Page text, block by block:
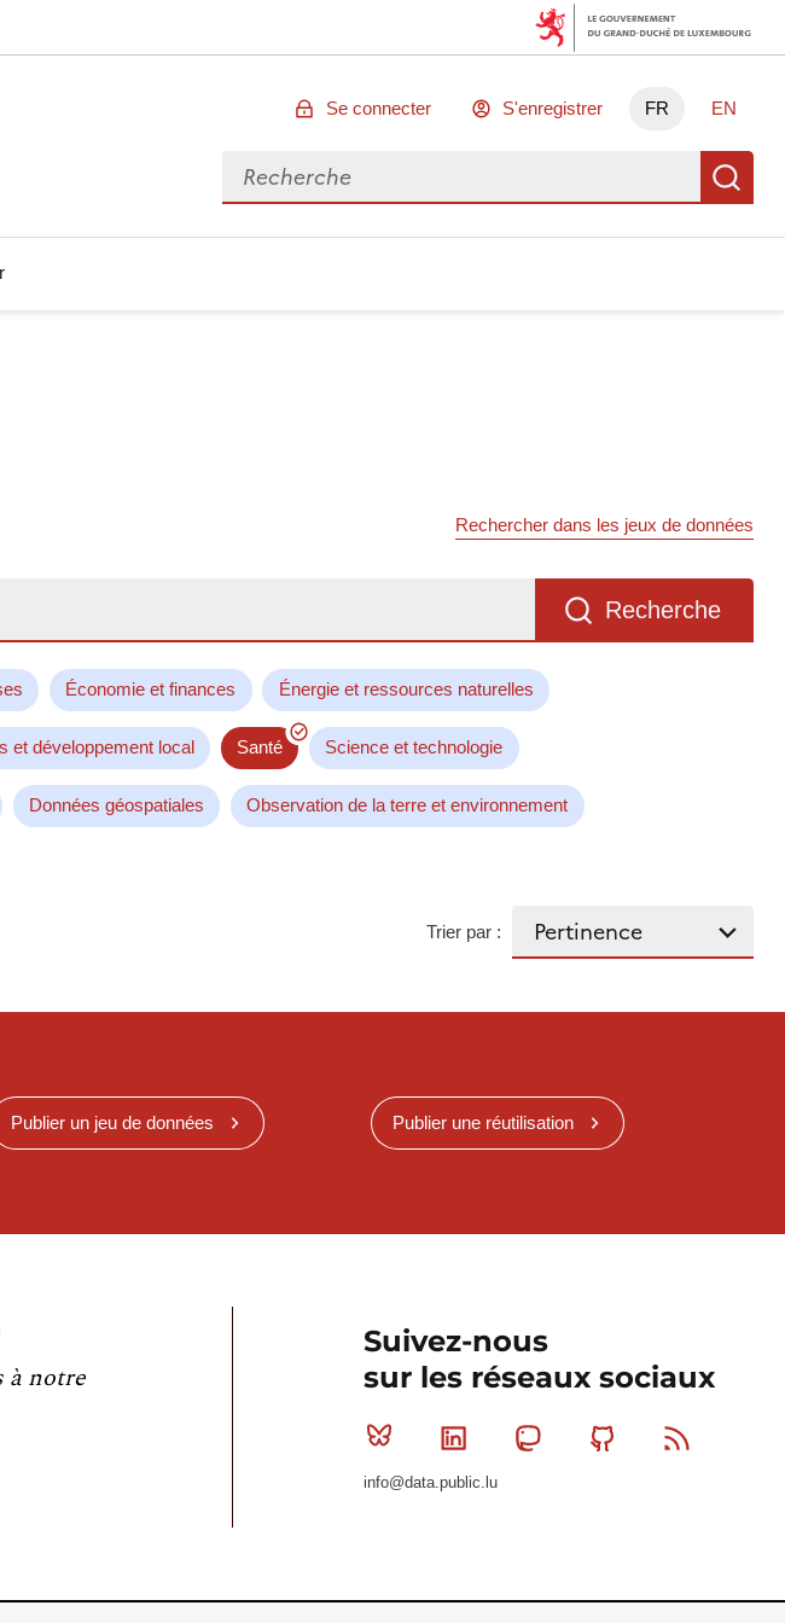
Se connecter S'enregistrer FR EN
Rechercher des données
Rechercher dans les jeux de données
Recherche
Économie et finances Énergie et ressources naturelles
et développement local Santé Science et technologie
Données géospatiales Observation de la terre et environnement
Trier par :
Publier un jeu de données Publier une réutilisation
à notre
Suivez-nous
sur les réseaux sociaux
Bluesky Linkedin MastodonGithub
info@data.public.lu